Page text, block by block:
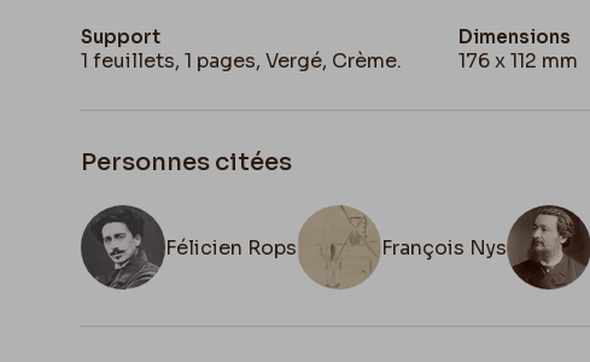
Support
1 feuillets, 1 pages, Vergé, Crème.
Dimensions
176 x 112 mm
Personnes citées
Félicien Rops François Nys